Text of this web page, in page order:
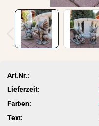
Art.Nr.:
Lieferzeit:
Farben:
Text: